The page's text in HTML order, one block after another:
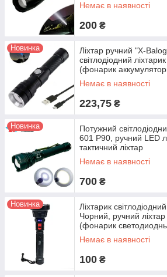
Немає в наявності
200 ₴
Новинка
Ліхтар ручний "X-
світлодіодний
(фонарик
Немає в наявності
223,75 ₴
Новинка
Потужний
601 P90, ручний LED
тактичний ліхтар
Немає в наявності
700 ₴
Новинка
Ліхтарик
Чорний, ручний
(фонарик
Немає в наявності
100 ₴